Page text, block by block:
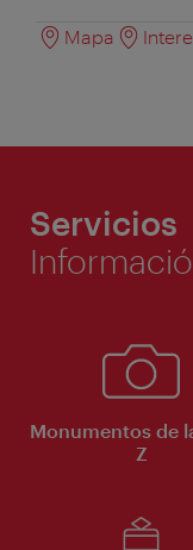
Mapa
Servicios
Monumentos de
Z